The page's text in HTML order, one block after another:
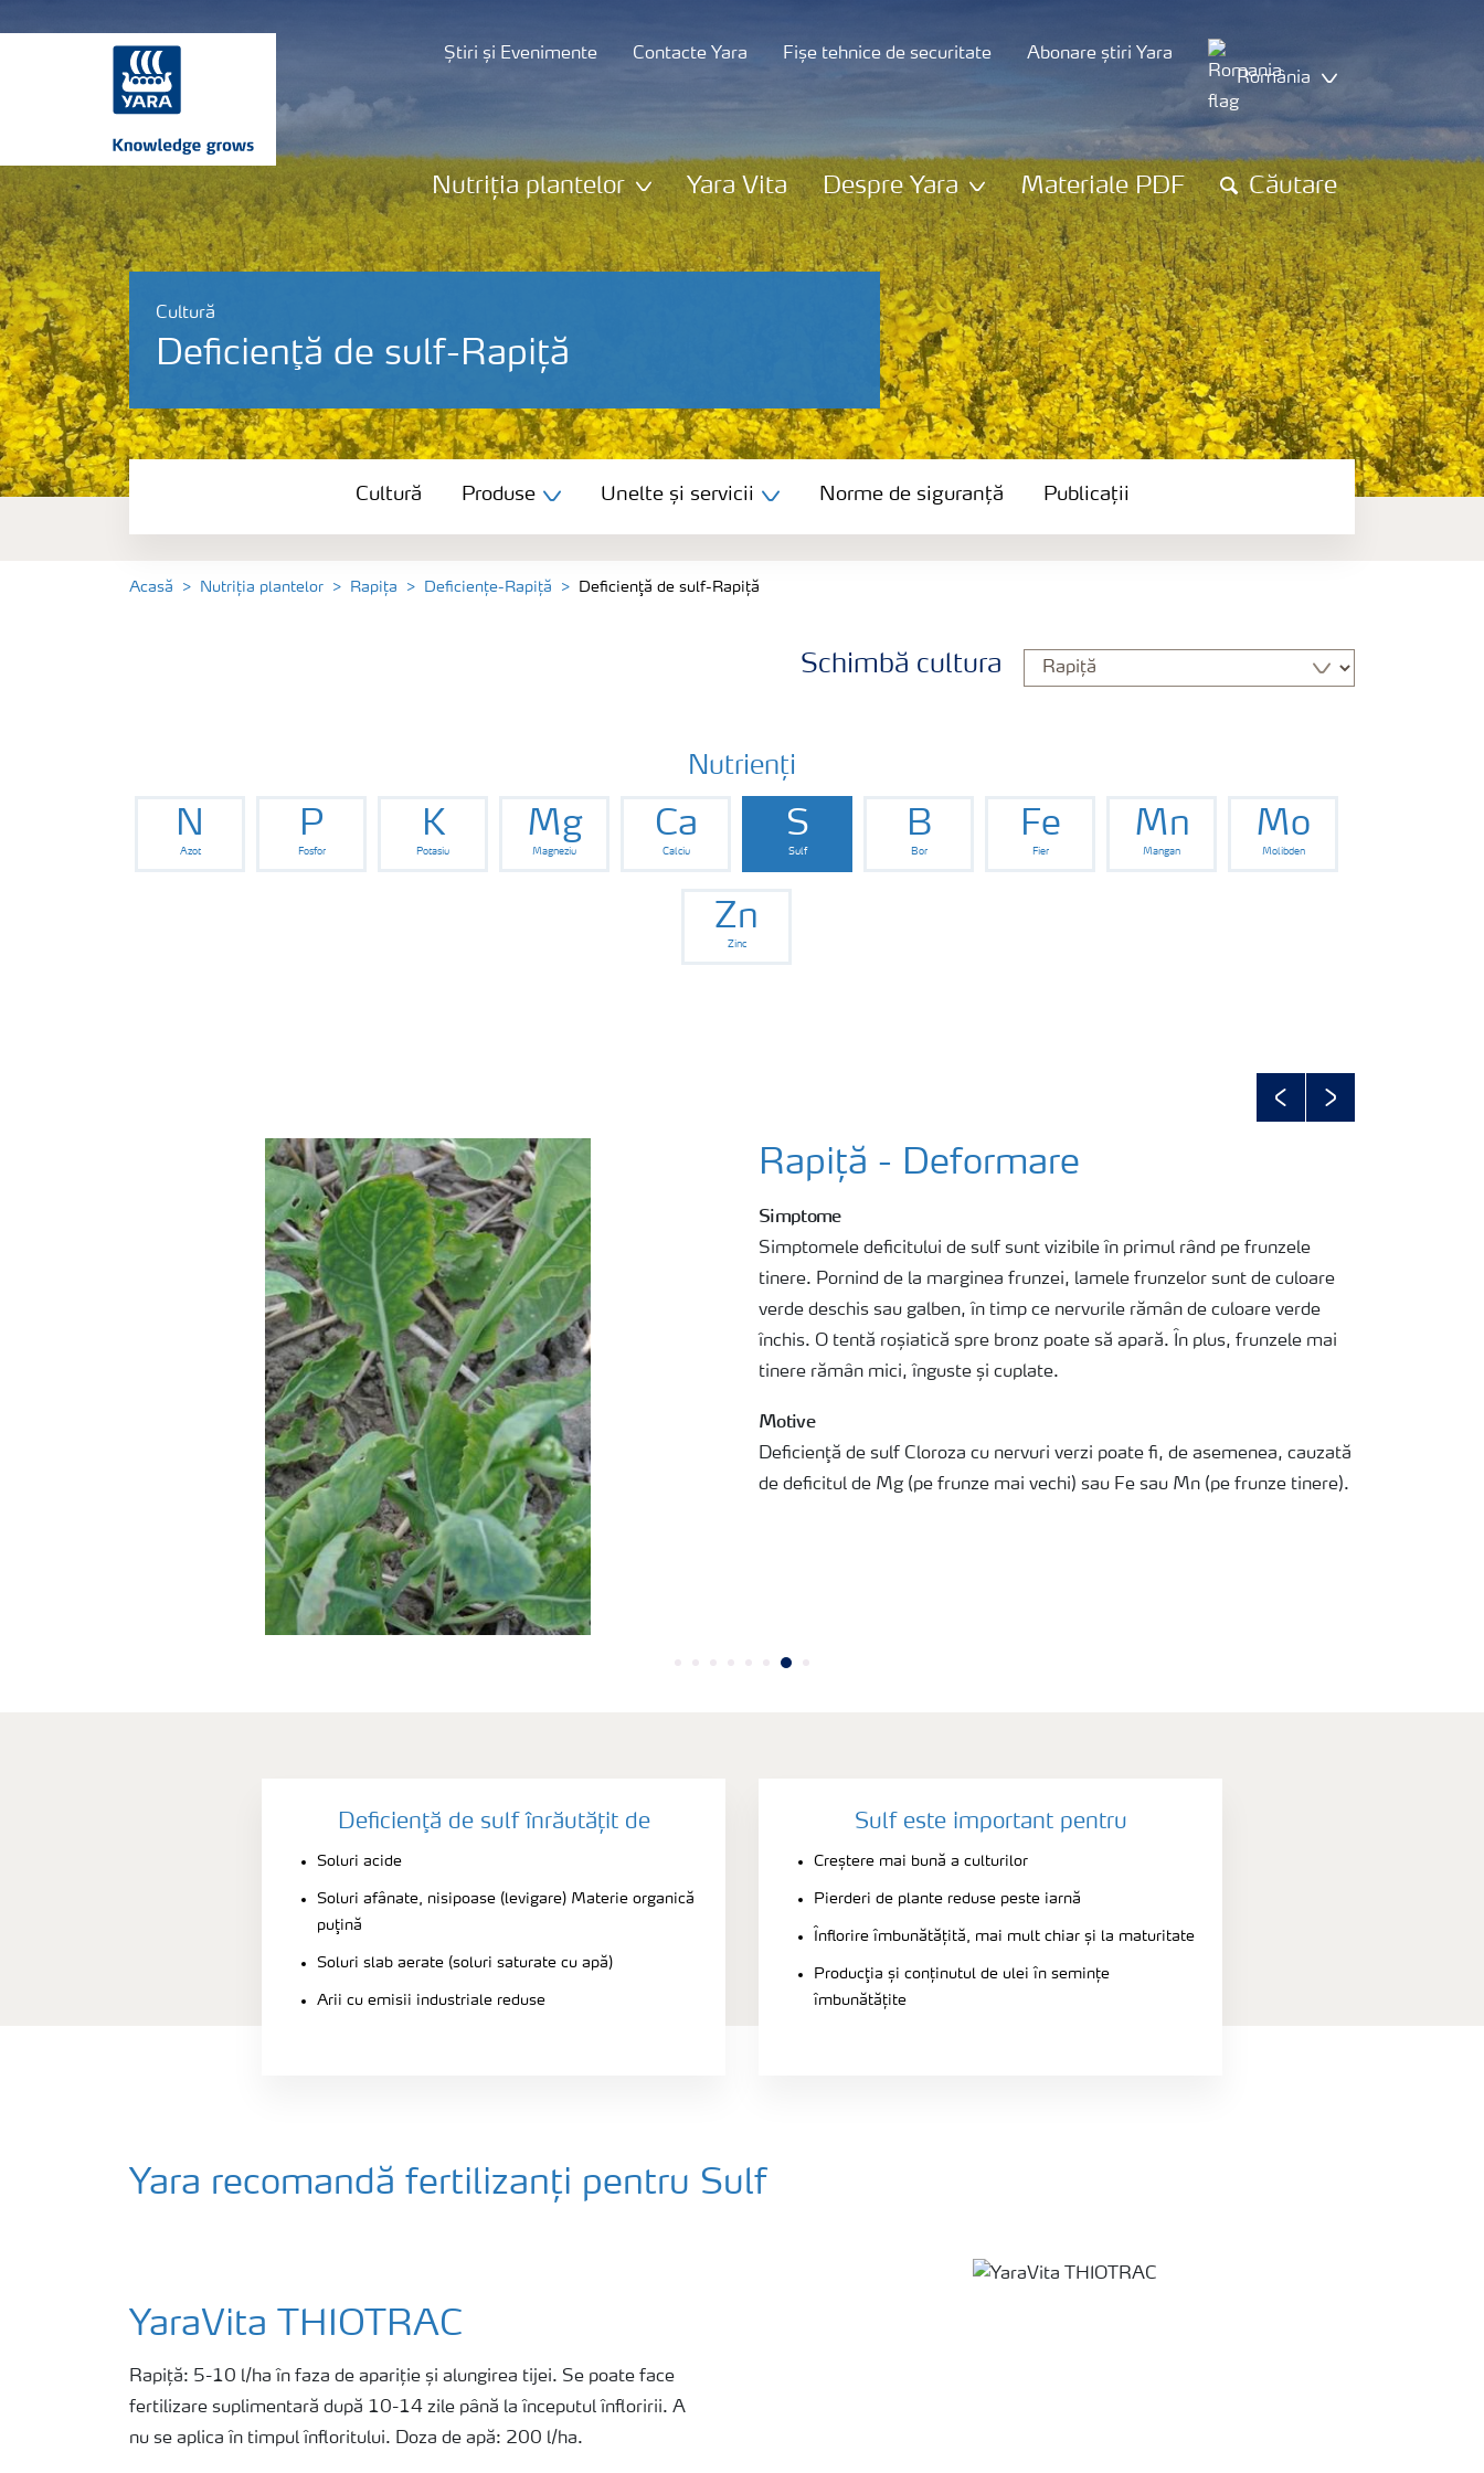
Știri și Evenimente Contacte Yara Fișe tehnice de securitate
Abonare știri Yara
România
Nutriția plantelor Yara Vita Despre Yara Materiale PDF Căutare
Cultură
Deficienţă de sulf-Rapiță
Cultură
Unelte și servicii
Cultură Produse Unelte și servicii Norme de siguranță Publicații
Acasă Nutriția plantelor Rapița Deficiențe-Rapiță Deficienţă de sulf-Rapiță
Schimbă cultura
Nutrienți
N
Azot
P
Fosfor
K
Potasiu
Mg
Magneziu
Ca
Calciu
S
Sulf
B
Bor
Fe
Fier
Mn
Mangan
Mo
Molibden
Zn
Zinc
PreviousNext
Rapiță - Deformare
Simptome
Simptomele deficitului de sulf sunt vizibile în primul rând pe frunzele
tinere. Pornind de la marginea frunzei, lamele frunzelor sunt de culoare
verde deschis sau galben, în timp ce nervurile rămân de culoare verde
închis. O tentă roșiatică spre bronz poate să apară. În plus, frunzele mai
tinere rămân mici, înguste și cuplate.
Motive
Deficienţă de sulf Cloroza cu nervuri verzi poate fi, de asemenea, cauzată
de deficitul de Mg (pe frunze mai vechi) sau Fe sau Mn (pe frunze tinere).
Deficienţă de sulf înrăutățit de
Soluri acide
Soluri afânate, nisipoase (levigare) Materie organică
puţină
Soluri slab aerate (soluri saturate cu apă)
Arii cu emisii industriale reduse
Sulf este important pentru
Creștere mai bună a culturilor
Pierderi de plante reduse peste iarnă
Înflorire îmbunătățită, mai mult chiar și la maturitate
Producţia și conținutul de ulei în semințe
îmbunătățite
Yara recomandă fertilizanți pentru Sulf
YaraVita THIOTRAC
Rapiță: 5-10 l/ha în faza de apariție și alungirea tijei. Se poate face
fertilizare suplimentară după 10-14 zile până la începutul înfloririi. A
nu se aplica în timpul înfloritului. Doza de apă: 200 l/ha.